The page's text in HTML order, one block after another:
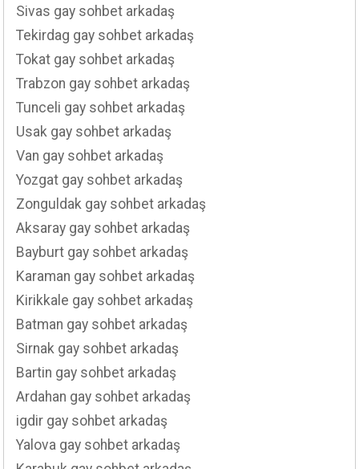
Sivas gay sohbet arkadaş
Tekirdag gay sohbet arkadaş
Tokat gay sohbet arkadaş
Trabzon gay sohbet arkadaş
Tunceli gay sohbet arkadaş
Usak gay sohbet arkadaş
Van gay sohbet arkadaş
Yozgat gay sohbet arkadaş
Zonguldak gay sohbet arkadaş
Aksaray gay sohbet arkadaş
Bayburt gay sohbet arkadaş
Karaman gay sohbet arkadaş
Kirikkale gay sohbet arkadaş
Batman gay sohbet arkadaş
Sirnak gay sohbet arkadaş
Bartin gay sohbet arkadaş
Ardahan gay sohbet arkadaş
igdir gay sohbet arkadaş
Yalova gay sohbet arkadaş